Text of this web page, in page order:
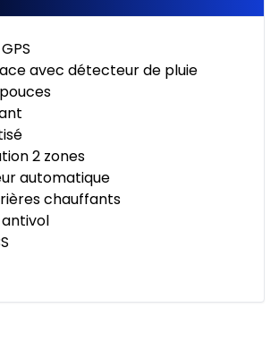
avec détecteur de pluie
2 zones
automatique
chauffants